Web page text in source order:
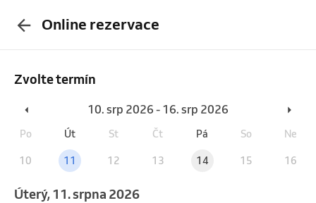
Online rezervace
Zvolte termín
10. srp 2026 - 16. srp 2026
Po Út St Čt Pá So Ne
10 11 12 13 14 15 16
úterý, 11. srpna 2026